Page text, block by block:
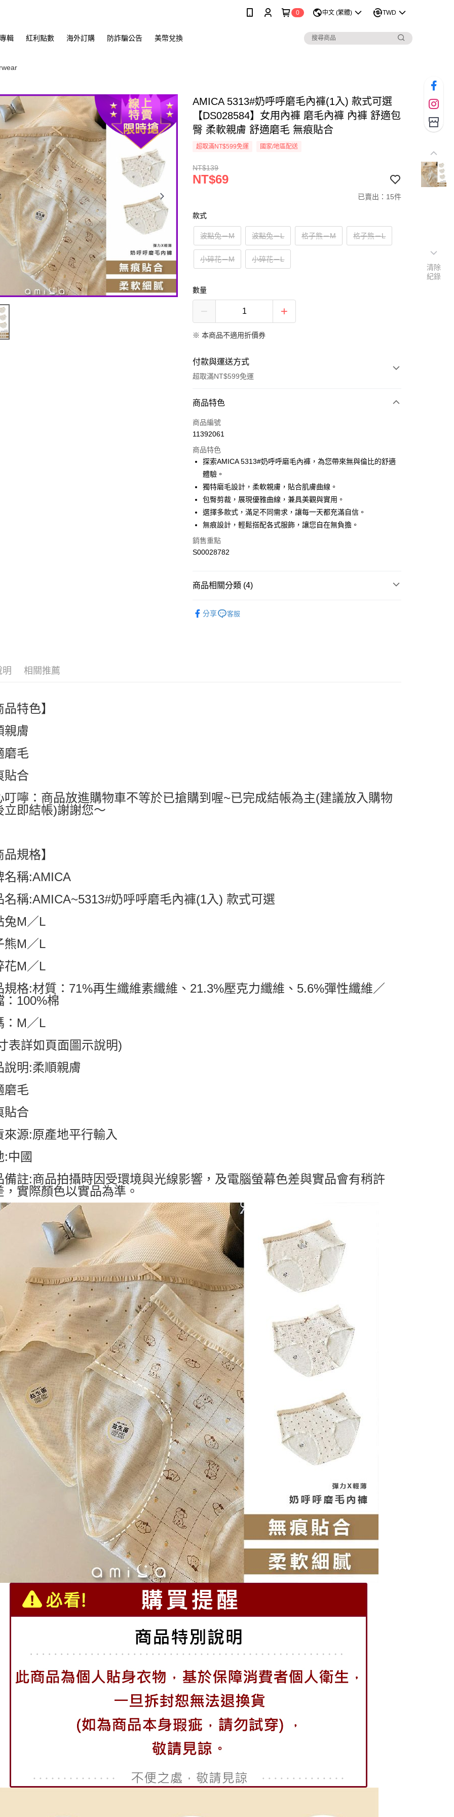
0 中文 (繁體) TWD
輯 紅利點數 海外訂購 防詐騙公告 美幣兌換
AMICA 5313#奶呼呼磨毛內褲(1入) 款式可選
【DS028584】女用內褲 磨毛內褲 內褲 舒適包
臀 柔軟親膚 舒適磨毛 無痕貼合
超取滿NT$599免運 國家/地區配送
NT$139
NT$69
已賣出：15件
款式
波點兔－M 波點兔－L 格子熊－M 格子熊－L
小碎花－M 小碎花－L
數量
※ 本商品不適用折價券
付款與運送方式
超取滿NT$599免運
付款方式
信用卡一次付款
LINE Pay
Apple Pay
街口支付
全盈+PAY
全家付款取貨
付款後全家取貨
每筆NT$80，滿NT$799(含以上)免運費
商品特色
商品編號
11392061
商品特色
探索AMICA 5313#奶呼呼磨毛內褲，為您帶來無與倫比的舒適
體驗。
獨特磨毛設計，柔軟親膚，貼合肌膚曲線。
包臀剪裁，展現優雅曲線，兼具美觀與實用。
選擇多款式，滿足不同需求，讓每一天都充滿自信。
無痕設計，輕鬆搭配各式服飾，讓您自在無負擔。
銷售重點
S00028782
商品相關分類 (4)
分享 客服
明 相關推薦
特色】
親膚
磨毛
貼合
叮嚀：商品放進購物車不等於已搶購到喔~已完成結帳為主(建議放入購物
立即結帳)謝謝您～
規格】
名稱:AMICA
名稱:AMICA~5313#奶呼呼磨毛內褲(1入) 款式可選
兔M／L
熊M／L
花M／L
規格:材質：71%再生纖維素纖維、21.3%壓克力纖維、5.6%彈性纖維／
：100%棉
：M／L
表詳如頁面圖示說明)
說明:柔順親膚
磨毛
貼合
來源:原產地平行輸入
:中國
備註:商品拍攝時因受環境與光線影響，及電腦螢幕色差與實品會有稍許
，實際顏色以實品為準。
清除
紀錄